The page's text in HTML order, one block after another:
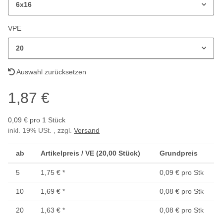
6x16
VPE
20
Auswahl zurücksetzen
1,87 €
0,09 € pro 1 Stück
inkl. 19% USt. , zzgl. Versand
ab Artikelpreis / VE (20,00 Stück) Grundpreis
5 1,75 € * 0,09 € pro Stk
10 1,69 € * 0,08 € pro Stk
20 1,63 € * 0,08 € pro Stk